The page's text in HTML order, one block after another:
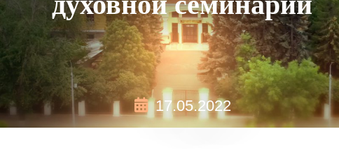
17.05.2022